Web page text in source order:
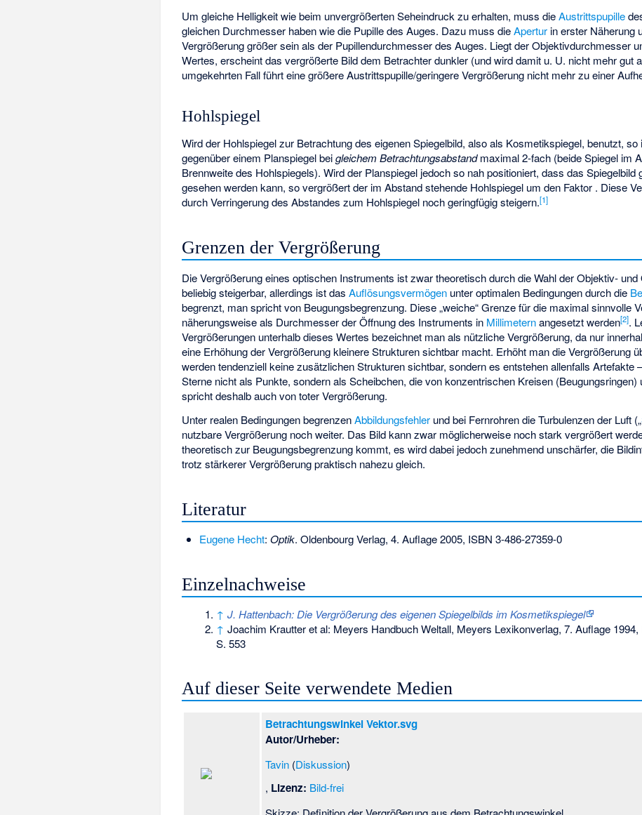
Um gleiche Helligkeit wie beim unvergrößerten Seheindruck zu erhalten, muss dieAustrittspupille
gleichen Durchmesser haben wie die Pupille des Auges. Dazu muss dieApertur in erster Näherung
Vergrößerung größer sein als der Pupillendurchmesser des Auges. Liegt der Objektivdurchmesser
Wertes, erscheint das vergrößerte Bild dem Betrachter dunkler (und wird damit u. U. nicht mehr gut
umgekehrten Fall führt eine größere Austrittspupille/geringere Vergrößerung nicht mehr zu einer
Hohlspiegel
Wird der Hohlspiegel zur Betrachtung des eigenen Spiegelbild, also als Kosmetikspiegel, benutzt,
gegenüber einem Planspiegel beigleichem Betrachtungsabstandmaximal 2-fach (beide Spiegel im
Brennweite des Hohlspiegels). Wird der Planspiegel jedoch so nah positioniert, dass das Spiegelbild
gesehen werden kann, so vergrößert der im Abstandstehende Hohlspiegel um den Faktor . Diese
durch Verringerung des Abstandes zum Hohlspiegel noch geringfügig steigern.[1]
Grenzen der Vergrößerung
Die Vergrößerung eines optischen Instruments ist zwar theoretisch durch die Wahl der Objektiv-
beliebig steigerbar, allerdings ist dasAuflösungsvermögen unter optimalen Bedingungen durch die
begrenzt, man spricht von Beugungsbegrenzung. Diese „weiche“ Grenze für die maximal sinnvolle
näherungsweise als Durchmesser der Öffnung des Instruments in Millimeternangesetzt werden[2].
Vergrößerungen unterhalb dieses Wertes bezeichnet man als nützliche Vergrößerung, da nur
eine Erhöhung der Vergrößerung kleinere Strukturen sichtbar macht. Erhöht man die Vergrößerung
werden tendenziell keine zusätzlichen Strukturen sichtbar, sondern es entstehen allenfalls Artefakte
Sterne nicht als Punkte, sondern als Scheibchen, die von konzentrischen Kreisen (Beugungsringen)
spricht deshalb auch von toter Vergrößerung.
Unter realen Bedingungen begrenzenAbbildungsfehler und bei Fernrohren die Turbulenzen der Luft („
nutzbare Vergrößerung noch weiter. Das Bild kann zwar möglicherweise noch stark vergrößert
theoretisch zur Beugungsbegrenzung kommt, es wird dabei jedoch zunehmend unschärfer, die
trotz stärkerer Vergrößerung praktisch nahezu gleich.
Literatur
Eugene Hecht: Optik. Oldenbourg Verlag, 4. Auflage 2005, ISBN 3-486-27359-0
Einzelnachweise
↑ J. Hattenbach: Die Vergrößerung des eigenen Spiegelbilds im Kosmetikspiegel
↑ Joachim Krautter et al: Meyers Handbuch Weltall, Meyers Lexikonverlag, 7. Auflage 1994,
S. 553
Auf dieser Seite verwendete Medien
Betrachtungswinkel Vektor.svg
Autor/Urheber:
Tavin (Diskussion)
, Lizenz: Bild-frei